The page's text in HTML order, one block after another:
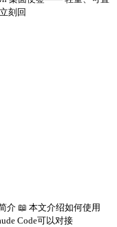
刻回
介 📖 本文介绍如何使用
Code可以对接